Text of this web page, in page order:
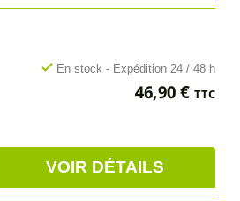
check En stock - Expédition 24 / 48 h
Prix
46,90 € TTC
VOIR DÉTAILS